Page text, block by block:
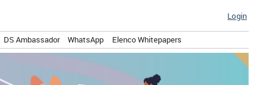
Login
DS Ambassador WhatsApp Elenco Whitepapers